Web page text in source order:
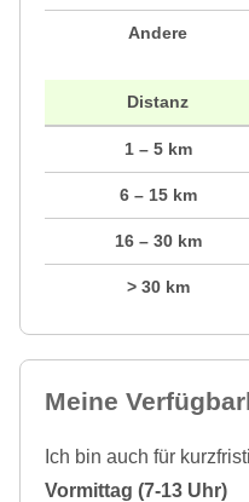
Andere
Distanz
1 – 5 km
6 – 15 km
16 – 30 km
> 30 km
Meine
Ich bin auch für
Vormittag (7-13 Uhr)